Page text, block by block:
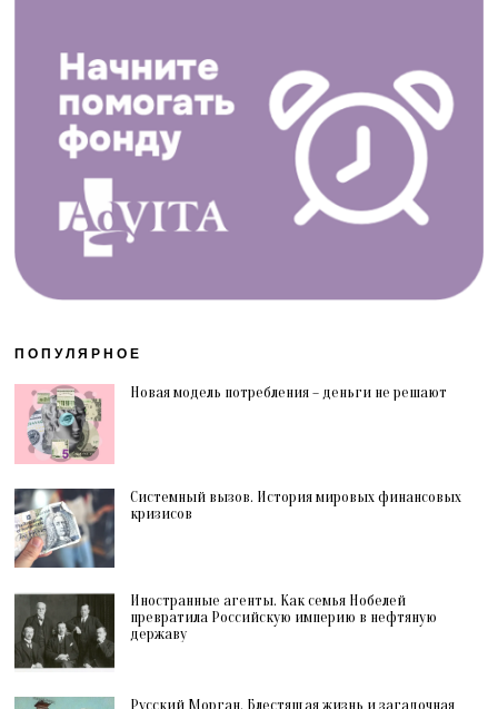
ПОПУЛЯРНОЕ
Новая модель потребления – деньги не решают
Системный вызов. История мировых финансовых
кризисов
Иностранные агенты. Как семья Нобелей
превратила Российскую империю в нефтяную
державу